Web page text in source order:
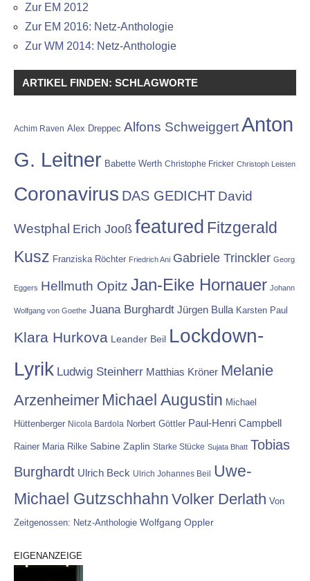
Zur EM 2012
Zur EM 2016: Netz-Anthologie
Zur WM 2014: Netz-Anthologie
ARTIKEL FINDEN: SCHLAGWORTE
Achim Raven Alex Dreppec Alfons SchweiggertAnton
G. Leitner Babette Werth Christophe Fricker Christoph Leisten
Coronavirus DAS GEDICHT David
Westphal Erich Jooß featured Fitzgerald
Kusz Franziska Röchter Friedrich Ani Gabriele Trinckler Georg
Eggers Hellmuth Opitz Jan-Eike Hornauer Johann
Wolfgang von Goethe Juana Burghardt Jürgen Bulla Karsten Paul
Klara Hurkova Leander Beil Lockdown-
Lyrik Ludwig Steinherr Matthias Kröner Melanie
Arzenheimer Michael Augustin Michael
Hüttenberger Nicola Bardola Norbert Göttler Paul-Henri Campbell
Rainer Maria Rilke Sabine Zaplin Starke Stücke Sujata Bhatt Tobias
Burghardt Ulrich Beck Ulrich Johannes Beil Uwe-
Michael Gutzschhahn Volker Derlath Von
Zeitgenossen: Netz-Anthologie Wolfgang Oppler
EIGENANZEIGE